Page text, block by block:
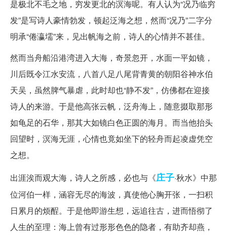
是极北不毛之地，穷发更北的溟海呢。有人认为“况乃临穷
发”是写诗人豪情勃发，顿起泛海之想，然而“况乃”二字分
明承“倦瀛壖”来，见出帆海之前，诗人的心情并不甚佳。
然而当舟船沿港湾进入大海，奇景忽开，水面一平如镜，
川后既令江水安流，八首八足八尾背青黄的朝阳谷神水伯
天吴，虽然脾气暴虐，此时却也“静不发”，仿佛都在迎接
诗人的来游。于是他高张云帆，泛舟海上，随意掇取那形
如龟足的石华，那其大如镜白色正圆的海月。而当他抬头
回望时，溟海无涯，心情也竟如坐下的轻舟而起凌虚凭空
之想。
出涯涘而观大海，诗人之所感，必也与《庄子·秋水》中那
位河伯一样，涵容无尽的海波，真使他心胸开张，一扫积
日累月的烦酲。于是他即游生想，远追往古，进而悟彻了
人生的至理：海上曾有过形形色色的隐者，有助齐却燕，